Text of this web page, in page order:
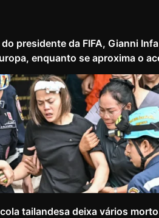
presidente da FIFA, Gianni
enquanto se aproxima o
tailandesa deixa vários